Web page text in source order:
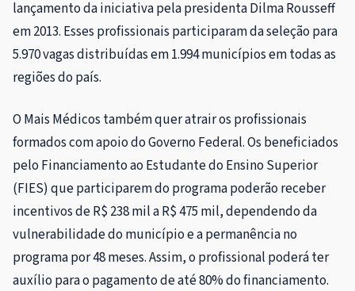
lançamento da iniciativa pela presidenta Dilma Rousseff
em 2013. Esses profissionais participaram da seleção para
5.970 vagas distribuídas em 1.994 municípios em todas as
regiões do país.
O Mais Médicos também quer atrair os profissionais
formados com apoio do Governo Federal. Os beneficiados
pelo Financiamento ao Estudante do Ensino Superior
(FIES) que participarem do programa poderão receber
incentivos de R$ 238 mil a R$ 475 mil, dependendo da
vulnerabilidade do município e a permanência no
programa por 48 meses. Assim, o profissional poderá ter
auxílio para o pagamento de até 80% do financiamento.